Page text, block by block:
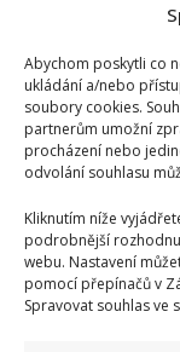
Abychom poskytli co
ukládání a/nebo
soubory cookies.
partnerům umožní
procházení nebo
odvolání souhlasu
Kliknutím níže
podrobnější
webu. Nastavení
pomocí přepínačů v
Spravovat souhlas ve